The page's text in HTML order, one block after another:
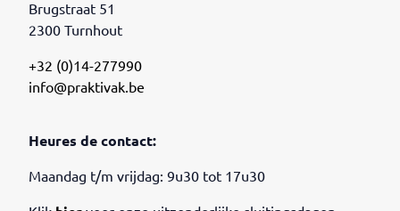
Brugstraat 51
2300 Turnhout
+32 (0)14-277990
info@praktivak.be
Heures de contact:
Maandag t/m vrijdag: 9u30 tot 17u30